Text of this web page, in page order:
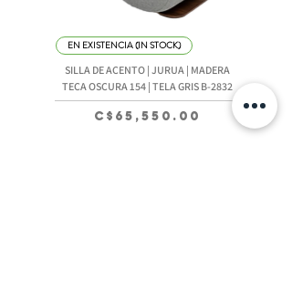
EN EXISTENCIA (IN STOCK)
SILLA DE ACENTO | JURUA | MADERA
TECA OSCURA 154 | TELA GRIS B-2832
Precio
C$65,550.00